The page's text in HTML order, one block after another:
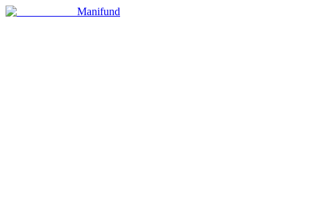
Manifund